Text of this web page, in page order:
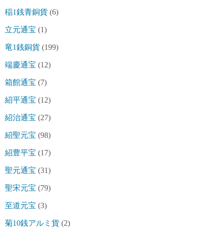
稲1銭青銅貨 (6)
立元通宝 (1)
竜1銭銅貨 (199)
端慶通宝 (12)
箱館通宝 (7)
紹平通宝 (12)
紹治通宝 (27)
紹聖元宝 (98)
紹豊平宝 (17)
聖元通宝 (31)
聖宋元宝 (79)
至道元宝 (3)
菊10銭アルミ貨 (2)